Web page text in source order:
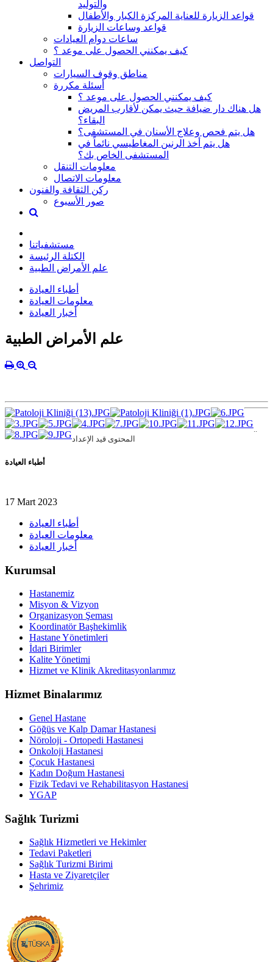
والتوليد
قواعد الزيارة للعناية المركزة الكبار والأطفال
قواعد وساعات الزيارة
ساعات دوام العيادات
كيف يمكنني الحصول على موعد ؟
التواصل
مناطق وقوف السيارات
أسئلة مكررة
كيف يمكنني الحصول على موعد ؟
هل هناك دار ضيافة حيث يمكن لأقارب المريض
البقاء؟
هل يتم فحص وعلاج الأسنان في المستشفى؟
هل يتم أخذ الرنين المغاطيسي نائماً في
المستشفى الخاص بك؟
معلومات التنقل
معلومات الاتصال
ركن الثقافة والفنون
صور الأسبوع
مستشفياتنا
الكتلة الرئيسة
علم الأمراض الطبية
أطباء العيادة
معلومات العيادة
أخبار العيادة
علم الأمراض الطبية
أطباء العيادة
17 Mart 2023
أطباء العيادة
معلومات العيادة
أخبار العيادة
Kurumsal
Hastanemiz
Misyon & Vizyon
Organizasyon Şeması
Koordinatör Başhekimlik
Hastane Yönetimleri
İdari Birimler
Kalite Yönetimi
Hizmet ve Klinik Akreditasyonlarımız
Hizmet Binalarımız
Genel Hastane
Göğüs ve Kalp Damar Hastanesi
Nöroloji - Ortopedi Hastanesi
Onkoloji Hastanesi
Çocuk Hastanesi
Kadın Doğum Hastanesi
Fizik Tedavi ve Rehabilitasyon Hastanesi
YGAP
Sağlık Turizmi
Sağlık Hizmetleri ve Hekimler
Tedavi Paketleri
Sağlık Turizmi Birimi
Hasta ve Ziyaretçiler
Şehrimiz